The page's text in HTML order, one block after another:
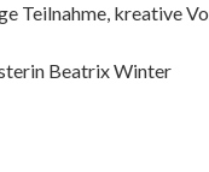
Teilnahme, kreative
Beatrix Winter